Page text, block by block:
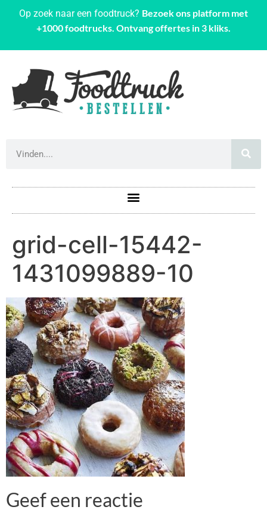
Op zoek naar een foodtruck? Bezoek ons platform met
+1000 foodtrucks. Ontvang offertes in 3 kliks.
grid-cell-15442-
1431099889-10
Geef een reactie